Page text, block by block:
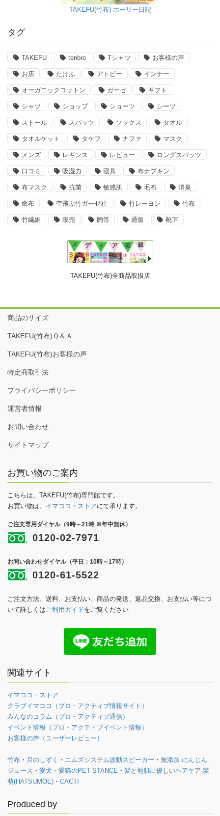
TAKEFU(竹布) ホーリー日記
タグ
TAKEFU tenbro Tシャツ お客様の声
お店 たけふ アトピー インナー
オーガニックコットン ガーゼ ギフト
シャツ ショップ ショーツ シーツ
ストール スパッツ ソックス タオル
タオルケット タケフ ナファ マスク
メンズ レギンス レビュー ロングスパッツ
口コミ 吸湿力 寝具 布ナプキン
布マスク 抗菌 敏感肌 毛布 消臭
癒布 空飛ぶ竹ガーゼ社 竹レーヨン 竹布
竹繊維 販売 贈答 通販 靴下
TAKEFU(竹布)全商品取扱店
商品のサイズ
TAKEFU(竹布)Ｑ＆Ａ
TAKEFU(竹布)お客様の声
特定商取引法
プライバシーポリシー
運営者情報
お問い合わせ
サイトマップ
お買い物のご案内
こちらは、TAKEFU(竹布)専門館です。
お買い物は、 イマココ・ストアにて承ります。
ご注文専用ダイヤル（9時～21時 ※年中無休）
0120-02-7971
お問い合わせダイヤル（平日：10時～17時）
0120-61-5522
ご注文方法、送料、お支払い、商品の発送、返品交換、お支払い等につ
いて詳しくはご利用ガイドをご覧ください
関連サイト
イマココ・ストア
クラブイマココ（プロ・アクティブ情報サイト）
みんなのコラム（プロ・アクティブ通信）
イベント情報（プロ・アクティブイベント情報）
お客様の声（ユーザーレビュー）
竹布 ・ 月のしずく ・ エムズシステム波動スピーカー ・ 無添加 にんじん
ジュース ・ 愛犬・愛猫のPET STANCE ・ 髪と地肌に優しいヘアケア 髪
萌(HATSUMOE) ・ CACTI
Produced by